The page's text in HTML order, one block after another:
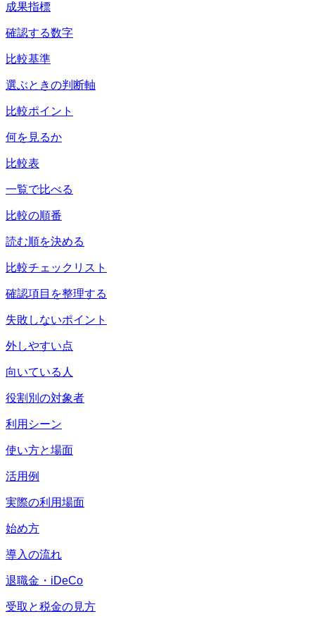
成果指標
確認する数字
比較基準
選ぶときの判断軸
比較ポイント
何を見るか
比較表
一覧で比べる
比較の順番
読む順を決める
比較チェックリスト
確認項目を整理する
失敗しないポイント
外しやすい点
向いている人
役割別の対象者
利用シーン
使い方と場面
活用例
実際の利用場面
始め方
導入の流れ
退職金・iDeCo
受取と税金の見方